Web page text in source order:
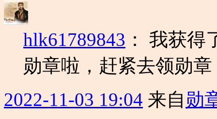
hlk61789843 ： 我获得
勋章啦，赶紧去领勋
2022-11-03 19:04 来自 勋